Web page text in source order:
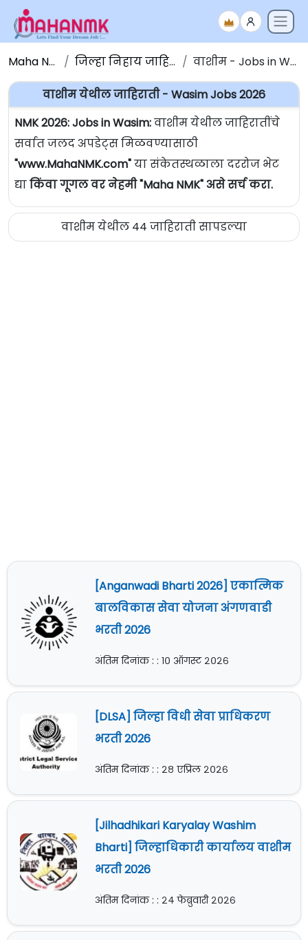
Maha NMK जिल्हा निहाय जाहिराती वाशीम - Jobs in Wasim
वाशीम येथील जाहिराती - Wasim Jobs 2026
NMK 2026: Jobs in Wasim:वाशीम येथील जाहिरातींचे
सर्वात जलद अपडेट्स मिळवण्यासाठी
"www.MahaNMK.com"या संकेतस्थळाला दररोज भेट
द्याकिंवा गूगल वर नेहमी "Maha NMK" असे सर्च करा.
वाशीम येथील 44 जाहिराती सापडल्या
[Anganwadi Bharti 2026] एकात्मिक
बालविकास सेवा योजना अंगणवाडी
भरती 2026
अंतिम दिनांक : : १० ऑगस्ट २०२६
[DLSA] जिल्हा विधी सेवा प्राधिकरण
भरती 2026
अंतिम दिनांक : : २८ एप्रिल २०२६
[Jilhadhikari Karyalay Washim
Bharti] जिल्हाधिकारी कार्यालय वाशीम
भरती 2026
अंतिम दिनांक : : २४ फेब्रुवारी २०२६